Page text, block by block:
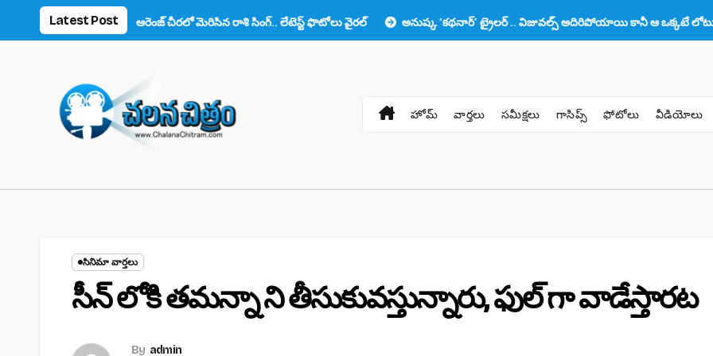
Latest Post
ఆరెంజ్ చీరలో మెరిసిన రాశి సింగ్.. లేటెస్ట్ ఫొటోలు వైరల్ అనుష్క ‘కథనార్’ ట్రైలర్ .. విజువల్స్ అదిరిపోయాయి కానీ ఆ ఒక్కటే లోటు!!
హోమ్ వార్తలు సమీక్షలు గాసిప్స్ ఫోటోలు వీడియోలు
సినిమా వార్తలు
సీన్ లోకి తమన్నా ని తీసుకువస్తున్నారు, ఫుల్ గా వాడేస్తారట
By admin